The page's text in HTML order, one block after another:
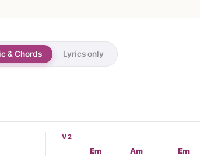
& Chords Lyrics only
V2
Em Am Em